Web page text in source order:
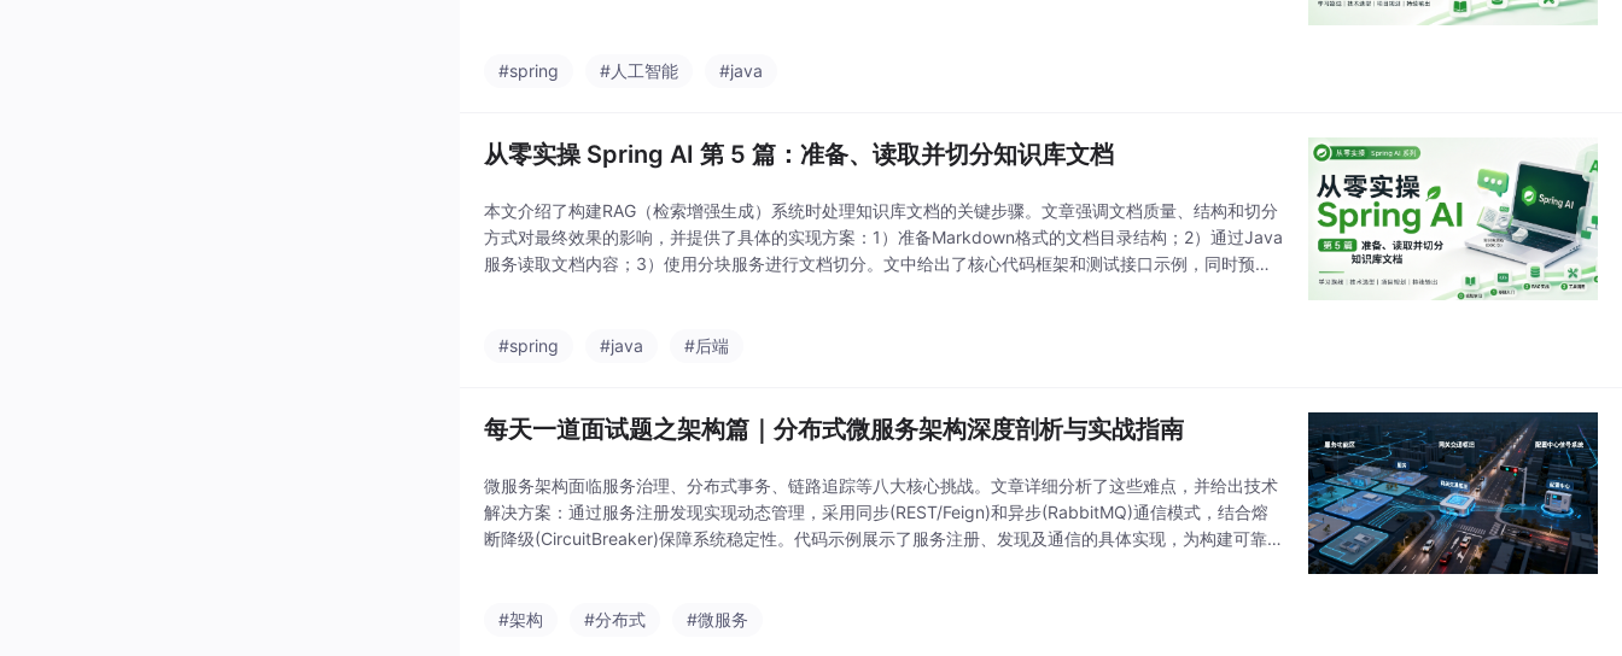
#spring #人工智能 #java
从零实操 Spring AI 第 5 篇：准备、读取并切分知识库文档
本文介绍了构建RAG（检索增强生成）系统时处理知识库文档的关键步骤。文章强调文档质量、结构和切分
方式对最终效果的影响，并提供了具体的实现方案：1）准备Markdown格式的文档目录结构；2）通过Java
服务读取文档内容；3）使用分块服务进行文档切分。文中给出了核心代码框架和测试接口示例，同时预告
#spring
#java #后端
每天一道面试题之架构篇｜分布式微服务架构深度剖析与实战指南
微服务架构面临服务治理、分布式事务、链路追踪等八大核心挑战。文章详细分析了这些难点，并给出技术
解决方案：通过服务注册发现实现动态管理，采用同步(REST/Feign)和异步(RabbitMQ)通信模式，结合熔
断降级(CircuitBreaker)保障系统稳定性。代码示例展示了服务注册、发现及通信的具体实现，为构建可靠
#架构 #分布式 #微服务